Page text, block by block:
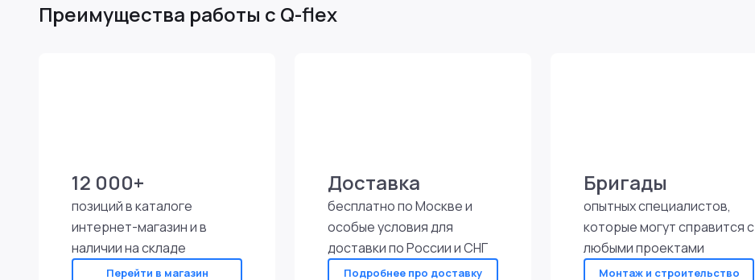
Преимущества работы с Q-flex
12 000+
позиций в каталоге
интернет-магазин и в
наличии на складе
Перейти в магазин
Доставка
бесплатно по Москве и
особые условия для
доставки по России и СНГ
Подробнее про доставку
Бригады
опытных специалистов,
которые могут справится с
любыми проектами
Монтаж и строительство